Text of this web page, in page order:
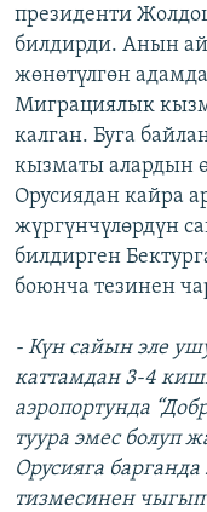
ЫҢГАЙСЫЗ СУРООЛОР
ЭЕ/АРнун
президенти
билдирди. Анын
жөнөтүлгөн
Миграциялык
калган. Буга
кызматы алардын
Орусиядан кайра
жүргүнчүлөрдүн
билдирген
боюнча тезинен
- Күн сайын эле
каттамдан 3-4
аэропортунда
туура эмес болуп
Орусияга
тизмесинен